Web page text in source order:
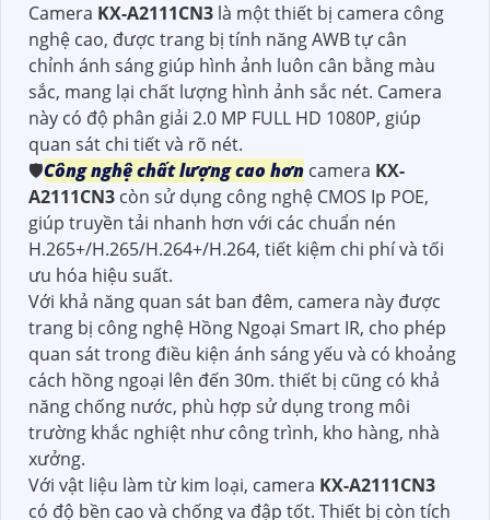
Camera KX-A2111CN3 là một thiết bị camera công
nghệ cao, được trang bị tính năng AWB tự cân
chỉnh ánh sáng giúp hình ảnh luôn cân bằng màu
sắc, mang lại chất lượng hình ảnh sắc nét. Camera
này có độ phân giải 2.0 MP FULL HD 1080P, giúp
quan sát chi tiết và rõ nét.
🛡Công nghệ chất lượng cao hơn camera KX-
A2111CN3 còn sử dụng công nghệ CMOS Ip POE,
giúp truyền tải nhanh hơn với các chuẩn nén
H.265+/H.265/H.264+/H.264, tiết kiệm chi phí và tối
ưu hóa hiệu suất.
Với khả năng quan sát ban đêm, camera này được
trang bị công nghệ Hồng Ngoại Smart IR, cho phép
quan sát trong điều kiện ánh sáng yếu và có khoảng
cách hồng ngoại lên đến 30m. thiết bị cũng có khả
năng chống nước, phù hợp sử dụng trong môi
trường khắc nghiệt như công trình, kho hàng, nhà
xưởng.
Với vật liệu làm từ kim loại, camera KX-A2111CN3
có độ bền cao và chống va đập tốt. Thiết bị còn tích